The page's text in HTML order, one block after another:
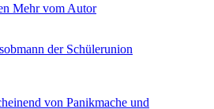
Mehr vom Autor
der Schülerunion
von Panikmache und